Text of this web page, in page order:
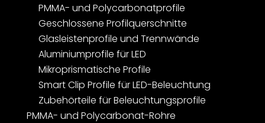
PMMA- und Polycarbonatprofile
Geschlossene Profilquerschnitte
Glasleistenprofile und Trennwände
Aluminiumprofile für LED
Mikroprismatische Profile
Smart Clip Profile für LED-Beleuchtung
Zubehörteile für Beleuchtungsprofile
PMMA- und Polycarbonat-Rohre